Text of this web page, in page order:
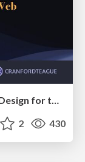
A brief & incomplete history of UX Design for the World Wide Web: 1989–2019
2 430